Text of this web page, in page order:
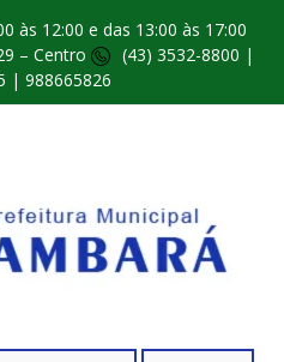
às 12:00 e das 13:00 às 17:00
– Centro
(43) 3532-8800 |
| 988665826